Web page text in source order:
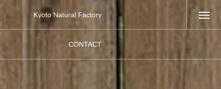
CONTACT
Kyoto Natural Factory
会社概要